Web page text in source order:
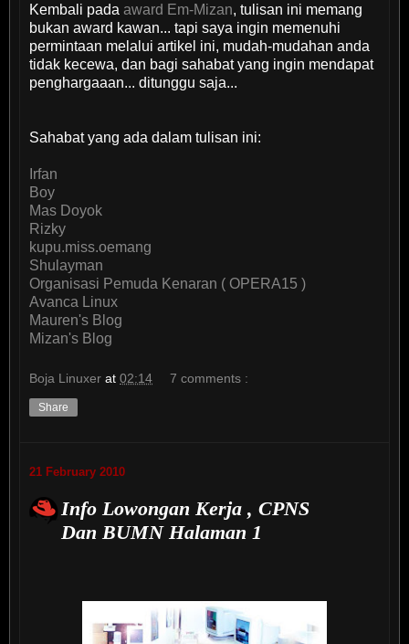
Kembali padaaward Em-Mizan, tulisan ini memang
bukan award kawan... tapi saya ingin memenuhi
permintaan melalui artikel ini, mudah-mudahan anda
tidak kecewa, dan bagi sahabat yang ingin mendapat
penghargaaan... ditunggu saja...
Sahabat yang ada dalam tulisan ini:
Irfan
Boy
Mas Doyok
Rizky
kupu.miss.oemang
Shulayman
Organisasi Pemuda Kenaran ( OPERA15 )
Avanca Linux
Mauren's Blog
Mizan's Blog
Boja Linuxer at02:14 7 comments :
Share
21 February 2010
Info Lowongan Kerja , CPNS
Dan BUMN Halaman 1